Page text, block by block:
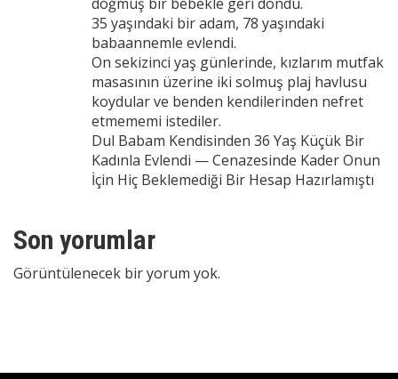
35 yaşındaki bir adam, 78 yaşındaki
babaannemle evlendi.
On sekizinci yaş günlerinde, kızlarım mutfak
masasının üzerine iki solmuş plaj havlusu
koydular ve benden kendilerinden nefret
etmememi istediler.
Dul Babam Kendisinden 36 Yaş Küçük Bir
Kadınla Evlendi — Cenazesinde Kader Onun
İçin Hiç Beklemediği Bir Hesap Hazırlamıştı
Son yorumlar
Görüntülenecek bir yorum yok.